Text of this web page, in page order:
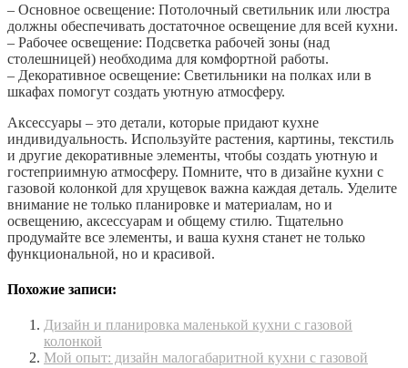
– Основное освещение: Потолочный светильник или люстра
должны обеспечивать достаточное освещение для всей кухни.
– Рабочее освещение: Подсветка рабочей зоны (над
столешницей) необходима для комфортной работы.
– Декоративное освещение: Светильники на полках или в
шкафах помогут создать уютную атмосферу.
Аксессуары – это детали, которые придают кухне
индивидуальность. Используйте растения, картины, текстиль
и другие декоративные элементы, чтобы создать уютную и
гостеприимную атмосферу. Помните, что в дизайне кухни с
газовой колонкой для хрущевок важна каждая деталь. Уделите
внимание не только планировке и материалам, но и
освещению, аксессуарам и общему стилю. Тщательно
продумайте все элементы, и ваша кухня станет не только
функциональной, но и красивой.
Похожие записи:
Дизайн и планировка маленькой кухни с газовой
колонкой
Мой опыт: дизайн малогабаритной кухни с газовой